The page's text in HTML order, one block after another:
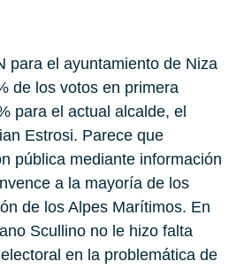
para el ayuntamiento de Niza
de los votos en primera
para el actual alcalde, el
Estrosi. Parece que
pública mediante información
a la mayoría de los
de los Alpes Marítimos. En
Scullino no le hizo falta
en la problemática de